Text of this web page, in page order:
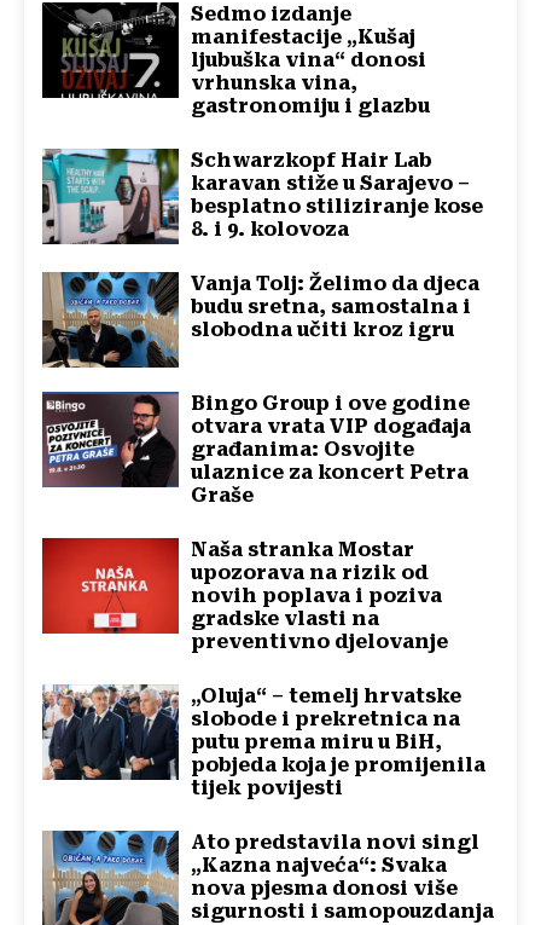
Sedmo izdanje
manifestacije „Kušaj
ljubuška vina“ donosi
vrhunska vina,
gastronomiju i glazbu
Schwarzkopf Hair Lab
karavan stiže u Sarajevo –
besplatno stiliziranje kose
8. i 9. kolovoza
Vanja Tolj: Želimo da djeca
budu sretna, samostalna i
slobodna učiti kroz igru
Bingo Group i ove godine
otvara vrata VIP događaja
građanima: Osvojite
ulaznice za koncert Petra
Graše
Naša stranka Mostar
upozorava na rizik od
novih poplava i poziva
gradske vlasti na
preventivno djelovanje
„Oluja“ – temelj hrvatske
slobode i prekretnica na
putu prema miru u BiH,
pobjeda koja je promijenila
tijek povijesti
Ato predstavila novi singl
„Kazna najveća“: Svaka
nova pjesma donosi više
sigurnosti i samopouzdanja